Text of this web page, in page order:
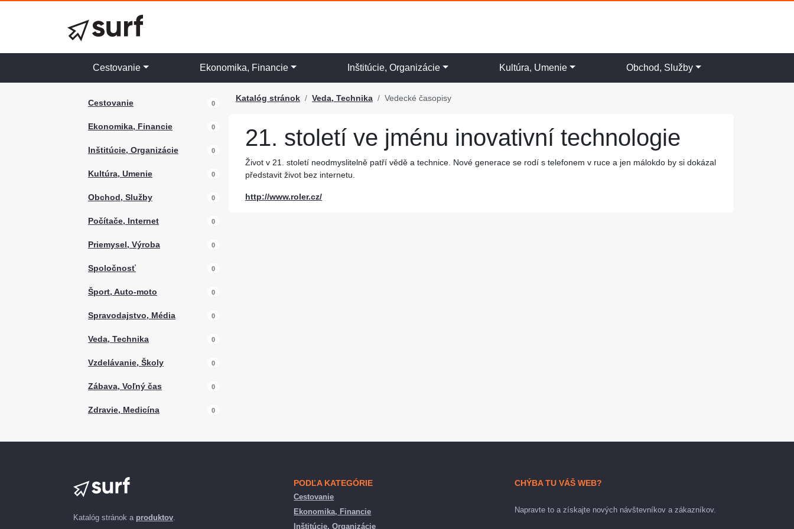
Cestovanie Ekonomika, Financie Inštitúcie, Organizácie Kultúra, Umenie Obchod, Služby
Cestovanie 0
Ekonomika, Financie 0
Inštitúcie, Organizácie 0
Kultúra, Umenie 0
Obchod, Služby 0
Počítače, Internet 0
Priemysel, Výroba 0
Spoločnosť 0
Šport, Auto-moto 0
Spravodajstvo, Média 0
Veda, Technika 0
Vzdelávanie, Školy 0
Zábava, Voľný čas 0
Zdravie, Medicína 0
Katalóg stránok Veda, Technika Vedecké časopisy
21. století ve jménu inovativní technologie
Život v 21. století neodmyslitelně patří vědě a technice. Nové generace se rodí s telefonem v ruce a jen málokdo by si dokázal
představit život bez internetu.
http://www.roler.cz/
Katalóg stránok a produktov.
PODĽA KATEGÓRIE
Cestovanie
Ekonomika, Financie
Inštitúcie, Organizácie
CHÝBA TU VÁŠ WEB?
Napravte to a získajte nových návštevníkov a zákazníkov.